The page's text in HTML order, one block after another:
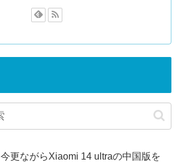
今更ながらXiaomi 14 ultraの中国版を